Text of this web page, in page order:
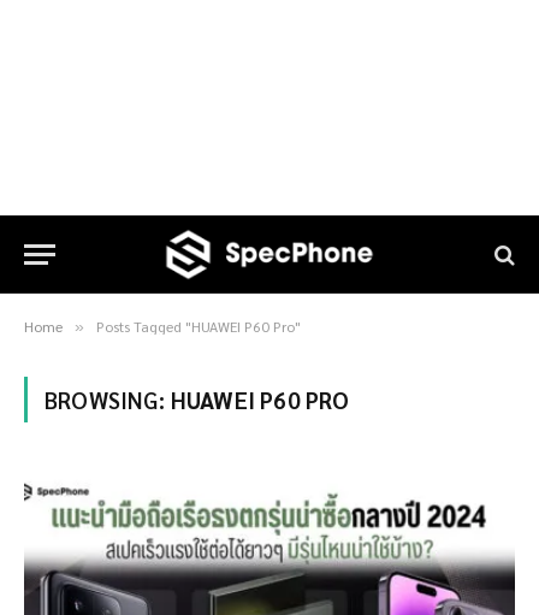
Home » Posts Tagged "HUAWEI P60 Pro"
BROWSING: HUAWEI P60 PRO